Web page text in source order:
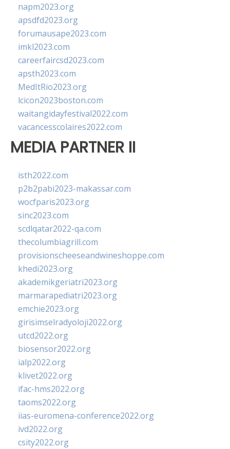
napm2023.org
apsdfd2023.org
forumausape2023.com
imkl2023.com
careerfaircsd2023.com
apsth2023.com
MedItRio2023.org
lcicon2023boston.com
waitangidayfestival2022.com
vacancesscolaires2022.com
MEDIA PARTNER II
isth2022.com
p2b2pabi2023-makassar.com
wocfparis2023.org
sinc2023.com
scdlqatar2022-qa.com
thecolumbiagrill.com
provisionscheeseandwineshoppe.com
khedi2023.org
akademikgeriatri2023.org
marmarapediatri2023.org
emchie2023.org
girisimselradyoloji2022.org
utcd2022.org
biosensor2022.org
ialp2022.org
klivet2022.org
ifac-hms2022.org
taoms2022.org
iias-euromena-conference2022.org
ivd2022.org
csity2022.org